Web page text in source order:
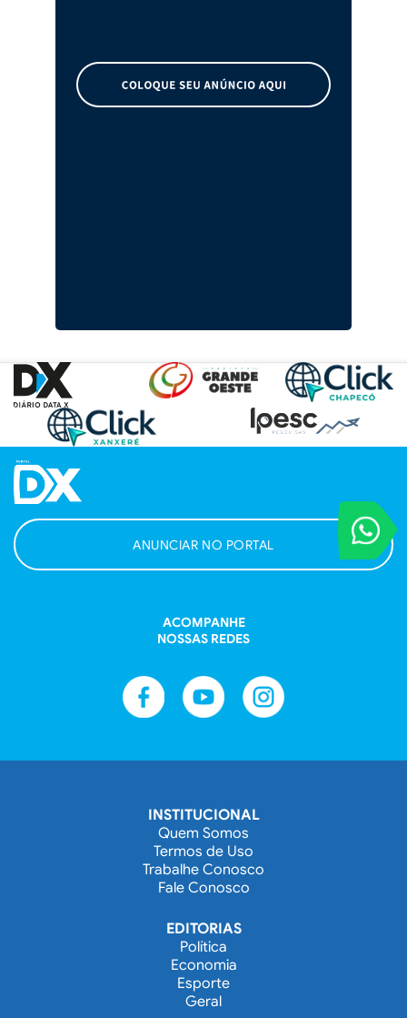
VOCÊ
Entre em
ANUNCIAR NO PORTAL
ACOMPANHE
NOSSAS REDES
INSTITUCIONAL
Quem Somos
Termos de Uso
Trabalhe Conosco
Fale Conosco
EDITORIAS
Política
Economia
Esporte
Geral